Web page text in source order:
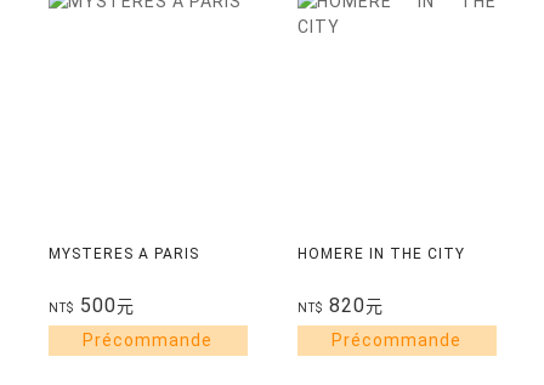
MYSTERES A PARIS
NT$ 500元
HOMERE IN THE CITY
NT$ 820元